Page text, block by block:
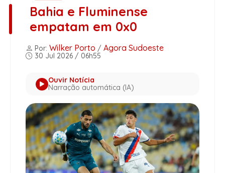
Bahia e Fluminense
empatam em 0x0
Por: Wilker Porto / Agora Sudoeste
30 Jul 2026 / 06h55
Ouvir Notícia
Narração automática (IA)